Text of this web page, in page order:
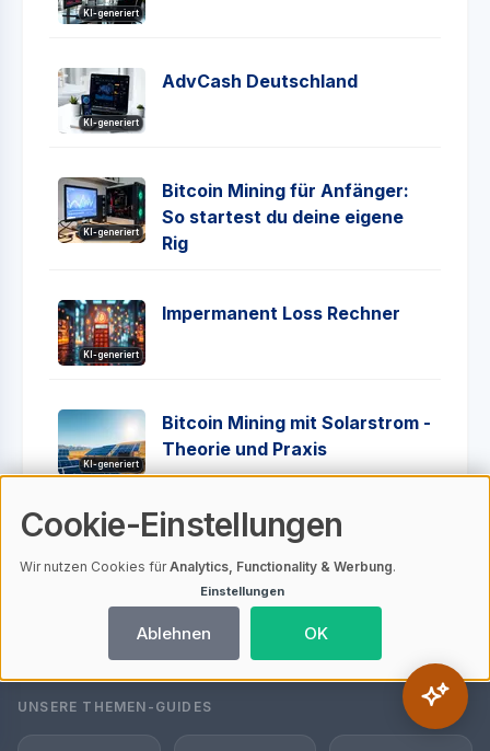
KI-generiert
KI-generiert
AdvCash Deutschland
KI-generiert
Bitcoin Mining für Anfänger:
So startest du deine eigene
Rig
KI-generiert
Impermanent Loss Rechner
KI-generiert
Bitcoin Mining mit Solarstrom -
Theorie und Praxis
UNSERE THEMEN-GUIDES
Cookie-Einstellungen
Wir nutzen Cookies fürAnalytics, Functionality & Werbung.
Einstellungen
Ablehnen OK